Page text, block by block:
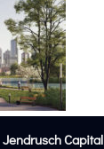
Jendrusch Capital